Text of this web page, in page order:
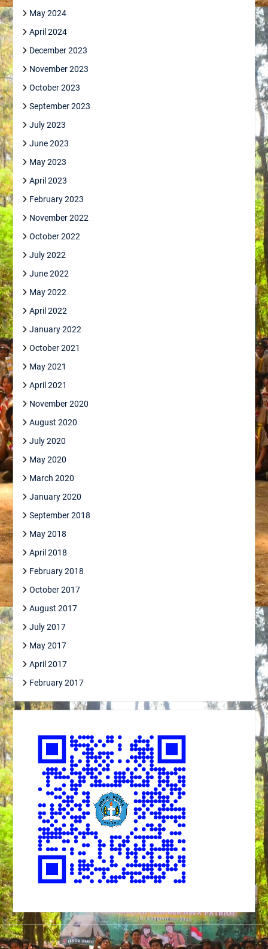
May 2024
April 2024
December 2023
November 2023
October 2023
September 2023
July 2023
June 2023
May 2023
April 2023
February 2023
November 2022
October 2022
July 2022
June 2022
May 2022
April 2022
January 2022
October 2021
May 2021
April 2021
November 2020
August 2020
July 2020
May 2020
March 2020
January 2020
September 2018
May 2018
April 2018
February 2018
October 2017
August 2017
July 2017
May 2017
April 2017
February 2017